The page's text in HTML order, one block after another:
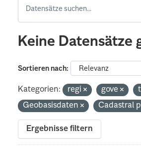
Keine Datensätze
Sortieren nach
Kategorien: regi gove
Geobasisdaten
Cadastral
Ergebnisse filtern